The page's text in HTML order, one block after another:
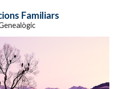
Familiars